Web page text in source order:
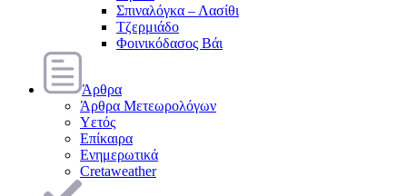
Σπιναλόγκα – Λασίθι
Τζερμιάδο
Φοινικόδασος Βάι
Άρθρα
Άρθρα Μετεωρολόγων
Υετός
Επίκαιρα
Ενημερωτικά
Cretaweather